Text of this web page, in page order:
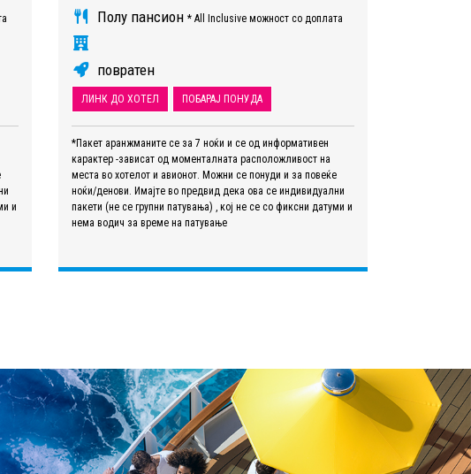
и
Полу пансион * All Inclusive можност со доплата
повратен
ЛИНК ДО ХОТЕЛ ПОБАРАЈ ПОНУДА
*Пакет аранжманите се за 7 ноќи и се од информативен
карактер -зависат од моменталната расположливост на
места во хотелот и авионот. Можни се понуди и за повеќе
ноќи/денови. Имајте во предвид дека ова се индивидуални
пакети (не се групни патувања) , кој не се со фиксни датуми и
нема водич за време на патување